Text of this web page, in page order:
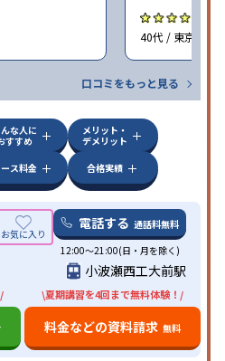
40代 / 東京都 女
口コミをもっと見る
んな人に
すすめ
メリット・
デメリット
ス料金 合格実績
電話する 通話料無料
12:00～21:00(日・月を除く)
小波瀬西工大前駅
\夏期講習を4回まで無料体験！/
料金などの資料請求 無料